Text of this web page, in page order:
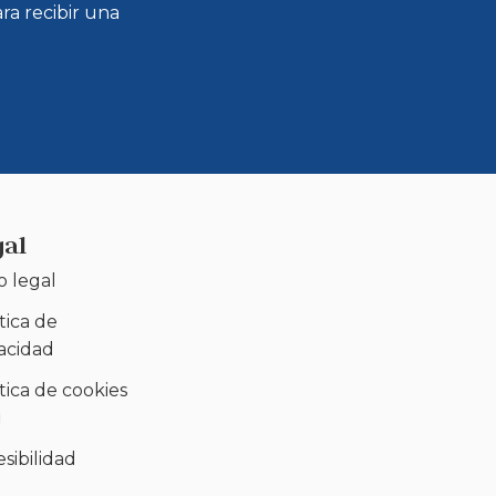
recibir una
legal
de
de cookies